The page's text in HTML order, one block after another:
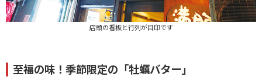
店頭の看板と行列が目印です
至福の味！季節限定の「牡蠣バター」